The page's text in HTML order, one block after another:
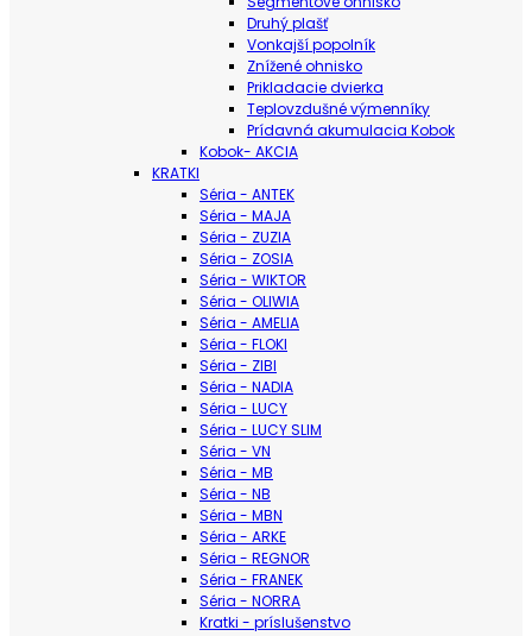
Druhý plašť
Vonkajší popolník
Znížené ohnisko
Prikladacie dvierka
Teplovzdušné výmenníky
Prídavná akumulacia Kobok
Kobok- AKCIA
KRATKI
Séria - ANTEK
Séria - MAJA
Séria - ZUZIA
Séria - ZOSIA
Séria - WIKTOR
Séria - OLIWIA
Séria - AMELIA
Séria - FLOKI
Séria - ZIBI
Séria - NADIA
Séria - LUCY
Séria - LUCY SLIM
Séria - VN
Séria - MB
Séria - NB
Séria - MBN
Séria - ARKE
Séria - REGNOR
Séria - FRANEK
Séria - NORRA
Kratki - príslušenstvo